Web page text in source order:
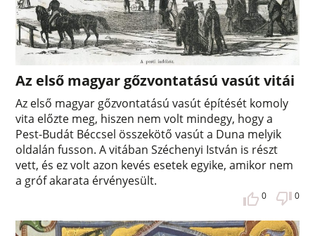
Az első magyar gőzvontatású vasút vitái
Az első magyar gőzvontatású vasút építését komoly
vita előzte meg, hiszen nem volt mindegy, hogy a
Pest-Budát Béccsel összekötő vasút a Duna melyik
oldalán fusson. A vitában Széchenyi István is részt
vett, és ez volt azon kevés esetek egyike, amikor nem
a gróf akarata érvényesült.
0 0